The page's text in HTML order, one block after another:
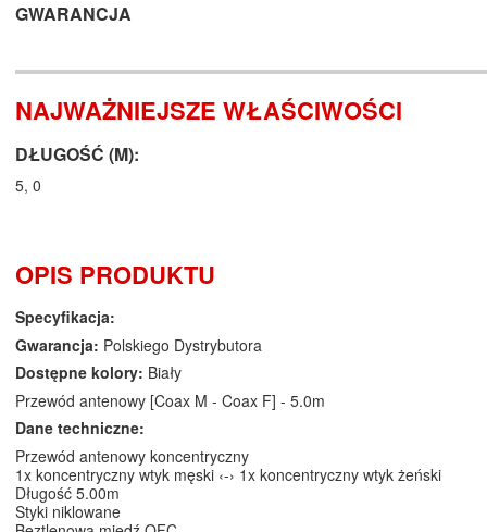
GWARANCJA
NAJWAŻNIEJSZE WŁAŚCIWOŚCI
DŁUGOŚĆ (M):
5, 0
OPIS PRODUKTU
Specyfikacja:
Gwarancja: Polskiego Dystrybutora
Dostępne kolory: Biały
Przewód antenowy [Coax M - Coax F] - 5.0m
Dane techniczne:
Przewód antenowy koncentryczny
1x koncentryczny wtyk męski ‹-› 1x koncentryczny wtyk żeński
Długość 5.00m
Styki niklowane